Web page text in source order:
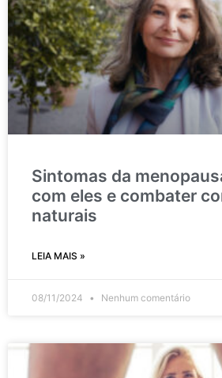
Sintomas da
com eles e combater
naturais
LEIA MAIS »
08/11/2024 Nenhum comentário